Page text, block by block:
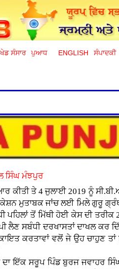
ਖੇਡ ਸੰਸਾਰ ਪੁਆਧ ENGLISH ਸੰਪਾਦਕੀ
ਸਿੰਘ ਮੰਝਪੁਰ
ਕੀਤੀ ਤੇ 4 ਜੁਲਾਈ 2019 ਨੂੰ
ਮੁਤਾਬਕ ਜਾਂਚ ਲਈ ਮਿਲੇ ਗੁਰੂ
ਪਹਿਲਾਂ ਤੋਂ ਮਿੱਥੀ ਹੋਈ ਕੇਸ ਦੀ
ਲੈਣ ਸਬੰਧੀ ਦਰਖਾਸਤਾਂ ਦਾਖਲ
ਕਰਤਾਵਾਂ ਵਲੋਂ ਜੇ ਉਹ ਚਾਹੁਣ
ਇੱਕ ਸਰੂਪ ਪਿੰਡ ਬੁਰਜ ਜਵਾਹਰ